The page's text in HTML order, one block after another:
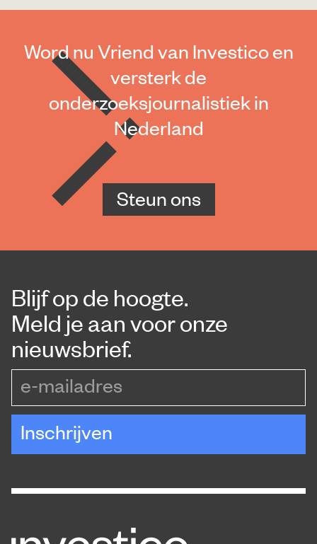
Word nu Vriend van Investico en
versterk de
onderzoeksjournalistiek in
Nederland
Steun ons
Blijf op de hoogte.
Meld je aan voor onze
nieuwsbrief.
Inschrijven